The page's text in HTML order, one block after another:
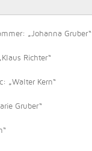
„Johanna Gruber“
Richter“
„Walter Kern“
Gruber“